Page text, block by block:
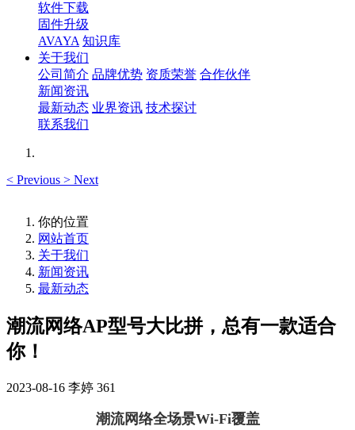
软件下载
固件升级
AVAYA 知识库
关于我们
公司简介 品牌优势 资质荣誉 合作伙伴
新闻资讯
最新动态 业界资讯 技术探讨
联系我们
< Previous > Next
你的位置
网站首页
关于我们
新闻资讯
最新动态
潮流网络AP型号大比拼，总有一款适合
你！
2023-08-16 李婷 361
潮流网络全场景Wi-Fi覆盖